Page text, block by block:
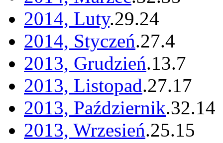
2014, Luty.29.24
2014, Styczeń.27.4
2013, Grudzień.13.7
2013, Listopad.27.17
2013, Październik.32.14
2013, Wrzesień.25.15